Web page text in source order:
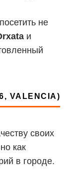
не
и
VALENCIA)
своих
как
в городе.